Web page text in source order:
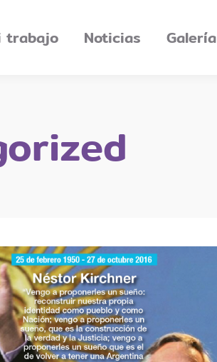
trabajo Noticias Galería